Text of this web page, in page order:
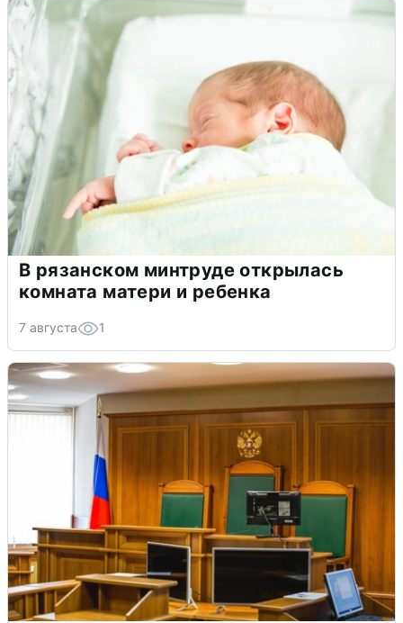
В рязанском минтруде открылась
комната матери и ребенка
7 августа 1